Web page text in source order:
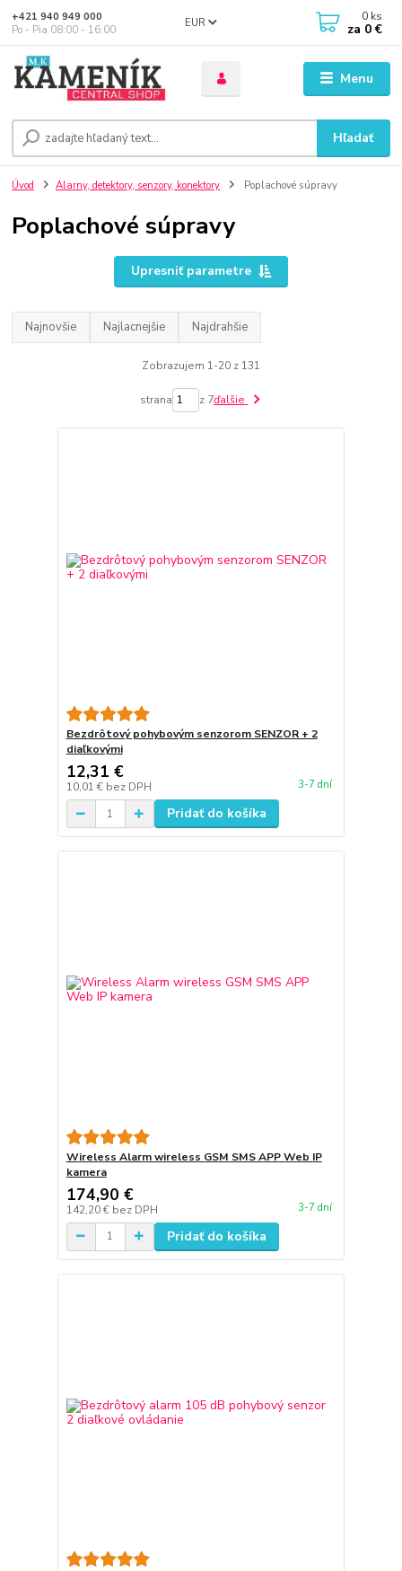
Menu
EUR
Hľadať
+421 940 949 000
Po - Pia 08:00 - 16:00
0 ks
za 0 €
Úvod Alarny, detektory, senzory, konektory Poplachové súpravy
Poplachové súpravy
Upresniť parametre
Najnovšie Najlacnejšie Najdrahšie
Zobrazujem 1-20 z 131
strana z 7ďalšie
Bezdrôtový pohybovým senzorom SENZOR + 2
diaľkovými
12,31 €
10,01 € bez DPH 3-7 dní
Pridať do košíka
Wireless Alarm wireless GSM SMS APP Web IP
kamera
174,90 €
142,20 € bez DPH 3-7 dní
Pridať do košíka